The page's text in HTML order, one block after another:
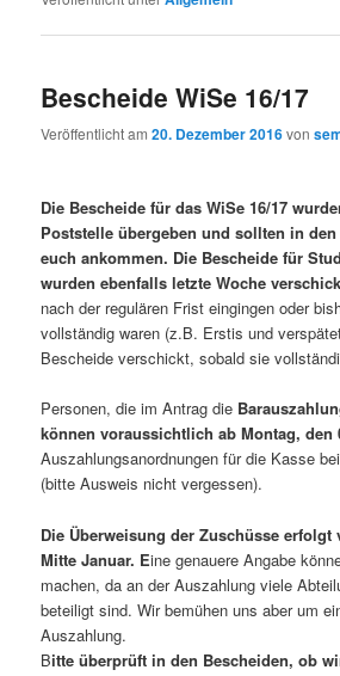
Bescheide WiSe 16/17
Veröffentlicht am20. Dezember 2016von
Die Bescheide für das WiSe 16/17
Poststelle übergeben und sollten in den
euch ankommen. Die Bescheide für
wurden ebenfalls letzte Woche
nach der regulären Frist eingingen oder
vollständig waren (z.B. Erstis und
Bescheide verschickt, sobald sie
Personen, die im Antrag die
können voraussichtlich ab Montag, den
Auszahlungsanordnungen für die Kasse
(bitte Ausweis nicht vergessen).
Die Überweisung der Zuschüsse
Mitte Januar. Eine genauere Angabe
machen, da an der Auszahlung viele
beteiligt sind. Wir bemühen uns aber um
Auszahlung.
Bitte überprüft in den Bescheiden, ob